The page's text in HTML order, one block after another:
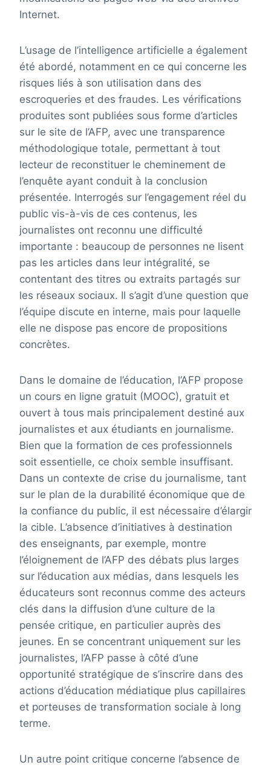
Internet.
L’usage de l’intelligence artificielle a également
été abordé, notamment en ce qui concerne les
risques liés à son utilisation dans des
escroqueries et des fraudes. Les vérifications
produites sont publiées sous forme d’articles
sur le site de l’AFP, avec une transparence
méthodologique totale, permettant à tout
lecteur de reconstituer le cheminement de
l’enquête ayant conduit à la conclusion
présentée. Interrogés sur l’engagement réel du
public vis-à-vis de ces contenus, les
journalistes ont reconnu une difficulté
importante : beaucoup de personnes ne lisent
pas les articles dans leur intégralité, se
contentant des titres ou extraits partagés sur
les réseaux sociaux. Il s’agit d’une question que
l’équipe discute en interne, mais pour laquelle
elle ne dispose pas encore de propositions
concrètes.
Dans le domaine de l’éducation, l’AFP propose
un cours en ligne gratuit (MOOC), gratuit et
ouvert à tous mais principalement destiné aux
journalistes et aux étudiants en journalisme.
Bien que la formation de ces professionnels
soit essentielle, ce choix semble insuffisant.
Dans un contexte de crise du journalisme, tant
sur le plan de la durabilité économique que de
la confiance du public, il est nécessaire d’élargir
la cible. L’absence d’initiatives à destination
des enseignants, par exemple, montre
l’éloignement de l’AFP des débats plus larges
sur l’éducation aux médias, dans lesquels les
éducateurs sont reconnus comme des acteurs
clés dans la diffusion d’une culture de la
pensée critique, en particulier auprès des
jeunes. En se concentrant uniquement sur les
journalistes, l’AFP passe à côté d’une
opportunité stratégique de s’inscrire dans des
actions d’éducation médiatique plus capillaires
et porteuses de transformation sociale à long
terme.
Un autre point critique concerne l’absence de